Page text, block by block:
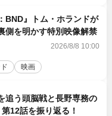
BND』トム・ホランドが
側を明かす特別映像解禁
2026/8/8 10:00
映画
追う頭脳戦と長野専務の
12話を振り返る！